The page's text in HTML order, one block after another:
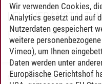
Keine
Maike Hugendick/08.04.2026
Wir verwenden Cookies,
Analytics gesetzt und auf
Nutzerdaten gespeichert
weitere
Vimeo), um Ihnen
Daten werden unter
Europäische Gerichtshof